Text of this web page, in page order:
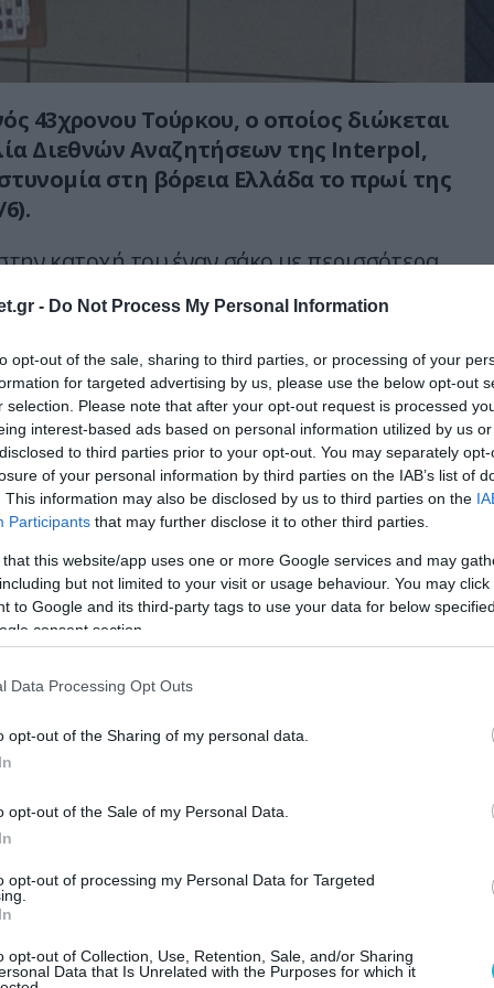
- Do Not Process My Personal Information
opt-out of the sale, sharing to third parties, or processing of your
for targeted advertising by us, please use the below opt-out
selection. Please note that after your opt-out request is processed
interest-based ads based on personal information utilized by us
to third parties prior to your opt-out. You may separately
of your personal information by third parties on the IAB’s list of
This information may also be disclosed by us to third parties on the
Participants that may further disclose it to other third parties.
that this website/app uses one or more Google services and may
but not limited to your visit or usage behaviour. You may
to Google and its third-party tags to use your data for below
consent section.
Data Processing Opt Outs
opt-out of the Sharing of my personal data.
opt-out of the Sale of my Personal Data.
opt-out of processing my Personal Data for Targeted
opt-out of Collection, Use, Retention, Sale, and/or Sharing
Data that Is Unrelated with the Purposes for which it
43χρονου Τούρκου, ο οποίος διώκεται
Διεθνών Αναζητήσεων της Interpol,
στη βόρεια Ελλάδα το πρωί της
κατοχή του έναν σάκο με περισσότερα
με σκοπό τη διακίνηση. Σε βάρος του
αυτόφωρης διαδικασίας για
ή κυκλοφορία επιβλαβών φαρμάκων.
του, αξιοποιήθηκαν πληροφοριακά
οι δίαυλοι της Διεύθυνσης Διεθνούς
του Αρχηγείου Ελληνικής
του Τμήματος Interpol, ενώ
επιχείρηση συμμετείχαν δυνάμεις του
Εγκλημάτων κατά Ζωής και Ιδιοκτησίας, του
Διακίνησης και Εμπορίας
και του Τμήματος Πληροφοριών και
να εκτίσει πολυετή ποινή κάθειρξης
πυροβόλων όπλων, βαριά σωματική
απειλή με χρήση όπλου, απείθεια και
παιγνίων.
την έρευνα, που πραγματοποιήθηκε
λειτουργού, βρέθηκαν σε σακίδιο μέσα